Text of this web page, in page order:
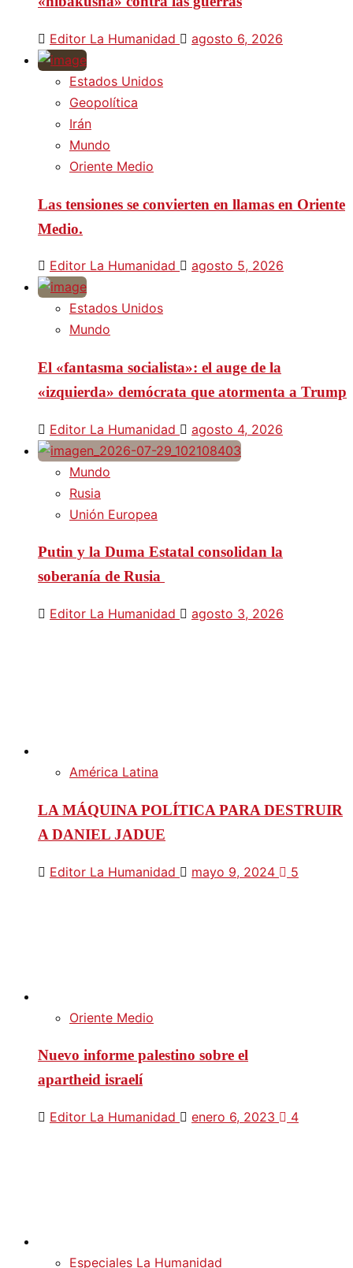
Editor La Humanidad agosto 6, 2026
Estados Unidos
Geopolítica
Irán
Mundo
Oriente Medio
Las tensiones se convierten en llamas en Oriente
Medio.
Editor La Humanidad agosto 5, 2026
Estados Unidos
Mundo
El «fantasma socialista»: el auge de la
«izquierda» demócrata que atormenta a Trump
Editor La Humanidad agosto 4, 2026
Mundo
Rusia
Unión Europea
Putin y la Duma Estatal consolidan la
soberanía de Rusia
Editor La Humanidad agosto 3, 2026
América Latina
LA MÁQUINA POLÍTICA PARA DESTRUIR
A DANIEL JADUE
Editor La Humanidad mayo 9, 2024 5
Oriente Medio
Nuevo informe palestino sobre el
apartheid israelí
Editor La Humanidad enero 6, 2023 4
Especiales La Humanidad